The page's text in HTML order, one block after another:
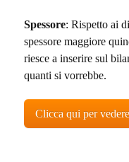
Spessore: Rispetto ai
spessore maggiore
riesce a inserire sul
quanti si vorrebbe.
Clicca qui per